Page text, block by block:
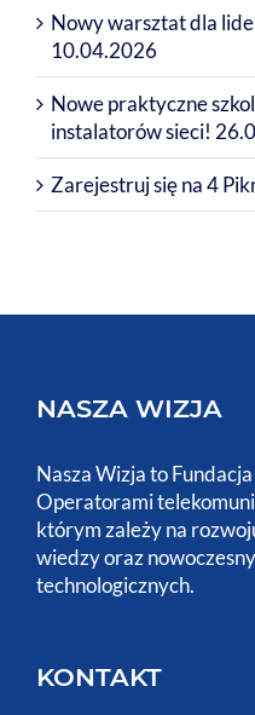
Nowy warsztat dla
10.04.2026
Nowe praktyczne
instalatorów sieci!
Zarejestruj się na 4
NASZA WIZJA
Nasza Wizja to
Operatorami
którym zależy na
wiedzy oraz
technologicznych.
KONTAKT